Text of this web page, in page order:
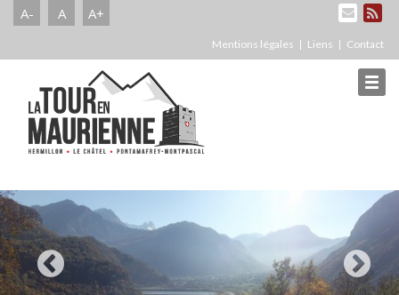
A- A A+
Mentions légales Liens Contact